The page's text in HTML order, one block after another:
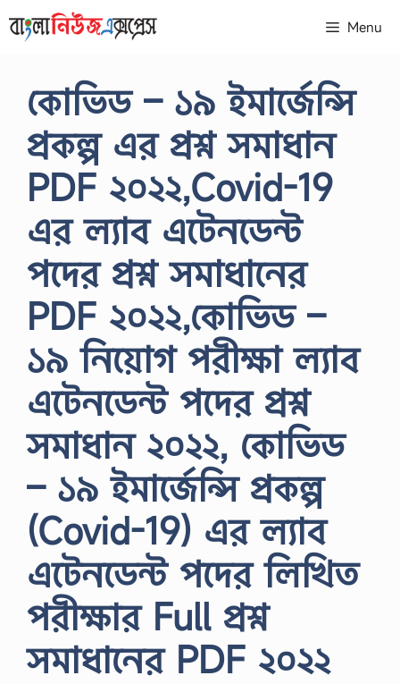
to
Menu
কোভিড – ১৯ ইমার্জেন্সি
প্রকল্প এর প্রশ্ন সমাধান
PDF ২০২২,Covid-19
এর ল্যাব এটেনডেন্ট
পদের প্রশ্ন সমাধানের
PDF ২০২২,কোভিড –
১৯ নিয়োগ পরীক্ষা ল্যাব
এটেনডেন্ট পদের প্রশ্ন
সমাধান ২০২২, কোভিড
– ১৯ ইমার্জেন্সি প্রকল্প
(Covid-19) এর ল্যাব
এটেনডেন্ট পদের লিখিত
পরীক্ষার Full প্রশ্ন
সমাধানের PDF ২০২২